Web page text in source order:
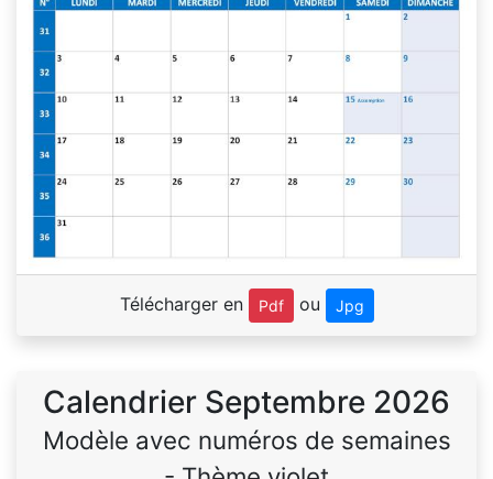
Télécharger en Pdf ou Jpg
Calendrier Septembre 2026
Modèle avec numéros de semaines